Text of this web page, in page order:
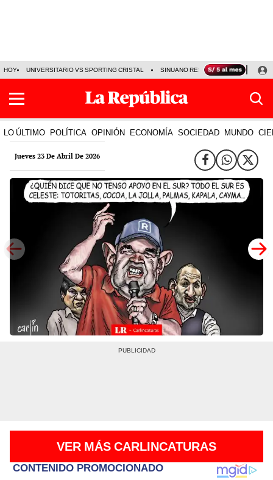
HOY UNIVERSITARIO VS SPORTING CRISTAL SINUANO RESULTADOS HOY
LO ÚLTIMO POLÍTICA OPINIÓN ECONOMÍA SOCIEDAD MUNDO
Jueves 23 De Abril De 2026
VER MÁS CARLINCATURAS